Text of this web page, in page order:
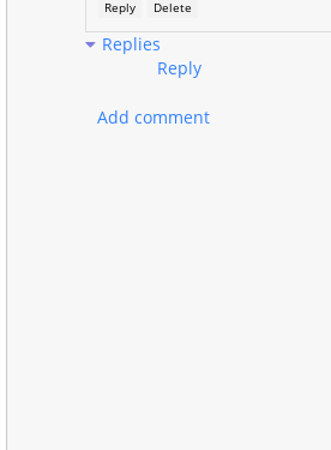
Reply Delete
Replies
Reply
Add comment